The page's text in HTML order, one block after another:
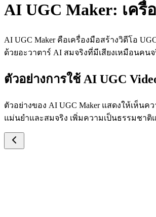
AI UGC Maker: เค
AI UGC Maker คือเครื่องมือสร้างวิดีโอ
ด้วยอะวาตาร์ AI สมจริงที่มีเสียงเหมือนค
ตัวอย่างการใช้ AI UGC
ตัวอย่างของ AI UGC Maker แสดงให้เห็น
แม่นยำและสมจริง เพิ่มความเป็นธรรมชา